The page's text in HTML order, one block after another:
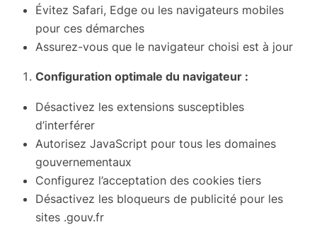
Évitez Safari, Edge ou les navigateurs mobiles
pour ces démarches
Assurez-vous que le navigateur choisi est à jour
Configuration optimale du navigateur :
Désactivez les extensions susceptibles
d’interférer
Autorisez JavaScript pour tous les domaines
gouvernementaux
Configurez l’acceptation des cookies tiers
Désactivez les bloqueurs de publicité pour les
sites .gouv.fr